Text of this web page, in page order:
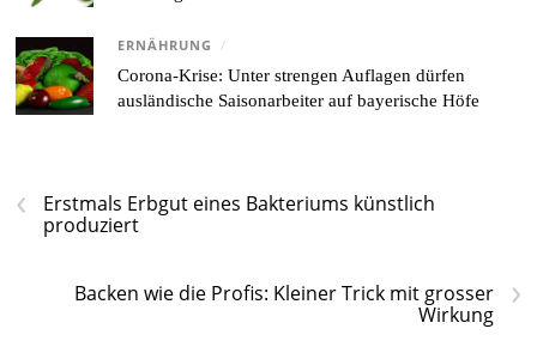
ERNÄHRUNG /
Corona-Krise: Unter strengen Auflagen dürfen
ausländische Saisonarbeiter auf bayerische Höfe
‹
Erstmals Erbgut eines Bakteriums künstlich
produziert
›
Backen wie die Profis: Kleiner Trick mit grosser
Wirkung